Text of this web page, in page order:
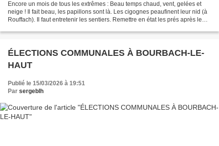
Encore un mois de tous les extrêmes : Beau temps chaud, vent, gelées et
neige ! Il fait beau, les papillons sont là. Les cigognes peaufinent leur nid (à
Rouffach). Il faut entretenir les sentiers. Remettre en état les prés après le
ÉLECTIONS COMMUNALES À BOURBACH-LE-
HAUT
Publié le 15/03/2026 à 19:51
Par sergeblh